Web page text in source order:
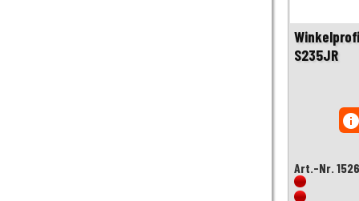
S235JR
Art.-Nr.